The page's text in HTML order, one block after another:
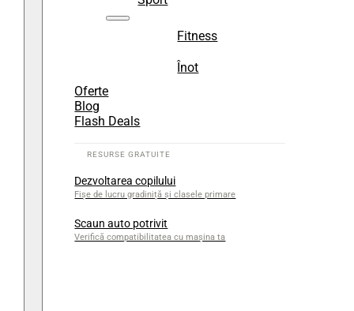
Fitness
Înot
Oferte
Blog
Flash Deals
Dezvoltarea copilului
Fișe de lucru gradiniță și clasele primare
Scaun auto potrivit
Verifică compatibilitatea cu mașina ta